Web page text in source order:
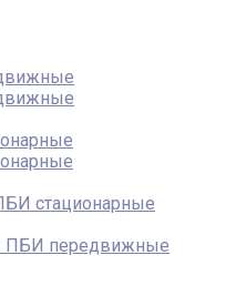
стационарные
ПБИ передвижные